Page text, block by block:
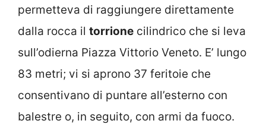
permetteva di raggiungere direttamente
dalla rocca il torrione cilindrico che si leva
sull’odierna Piazza Vittorio Veneto. E’ lungo
83 metri; vi si aprono 37 feritoie che
consentivano di puntare all’esterno con
balestre o, in seguito, con armi da fuoco.